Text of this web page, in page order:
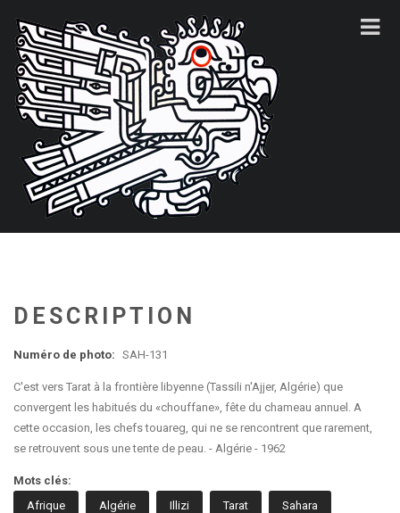
DESCRIPTION
Numéro de photo: SAH-131
C'est vers Tarat à la frontière libyenne (Tassili n'Ajjer, Algérie) que
convergent les habitués du «chouffane», fête du chameau annuel. A
cette occasion, les chefs touareg, qui ne se rencontrent que rarement,
se retrouvent sous une tente de peau. - Algérie - 1962
Mots clés:
Afrique
Algérie Illizi Tarat Sahara